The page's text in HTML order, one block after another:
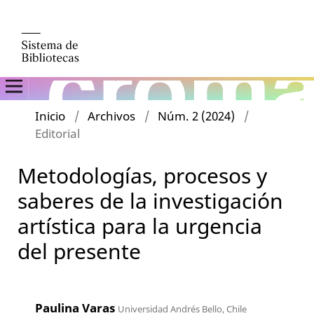
Inicio / Archivos / Núm. 2 (2024)
/
Editorial
Metodologías, procesos y
saberes de la investigación
artística para la urgencia
del presente
Paulina Varas Universidad Andrés Bello, Chile